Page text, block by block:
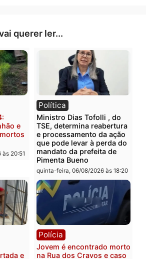
Publicidade
vai querer ler...
e
mortos
Política
Ministro Dias Tofolli , do
TSE, determina
e processamento da